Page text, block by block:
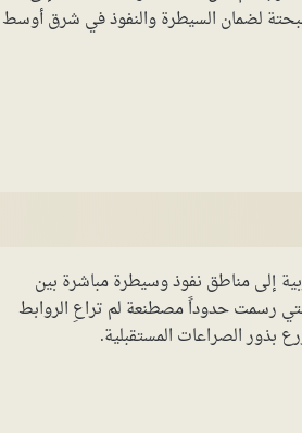
البحتة لضمان السيطرة والنفوذ في شرق أوسط
إلى مناطق نفوذ وسيطرة مباشرة بين
1916، والتي رسمت حدوداً مصطنعة لم تراعِ الروابط
زرع بذور الصراعات المستقبلية.